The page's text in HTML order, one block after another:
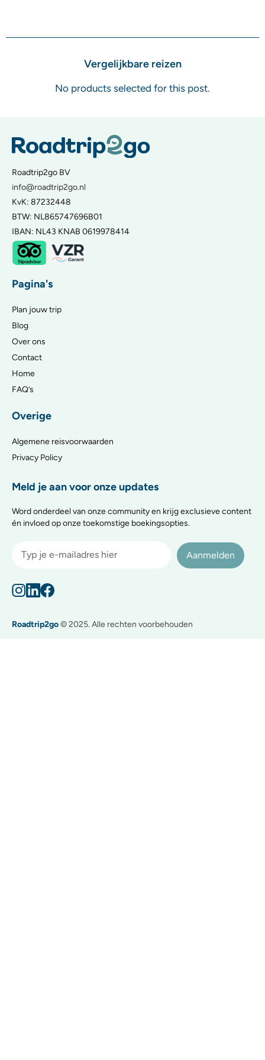
Vergelijkbare reizen
No products selected for this post.
Roadtrip2go BV
info@roadtrip2go.nl
KvK: 87232448
BTW: NL865747696B01
IBAN: NL43 KNAB 0619978414
Pagina's
Plan jouw trip
Blog
Over ons
Contact
Home
FAQ’s
Overige
Algemene reisvoorwaarden
Privacy Policy
Meld je aan voor onze updates
Word onderdeel van onze community en krijg exclusieve content
én invloed op onze toekomstige boekingsopties.
Aanmelden
Roadtrip2go© 2025. Alle rechten voorbehouden